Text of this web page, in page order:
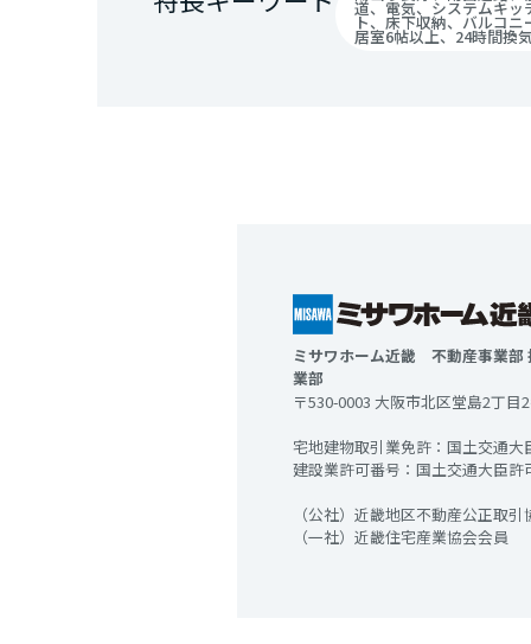
道、電気、システムキ
ト、床下収納、バルコニ
居室6帖以上、24時間換
ミサワホーム近畿 不動産事業
業部
〒530-0003 大阪市北区堂島2丁目
宅地建物取引業免許：国土交通大
建設業許可番号：国土交通大臣許
（公社）近畿地区不動産公正取
（一社）近畿住宅産業協会会員